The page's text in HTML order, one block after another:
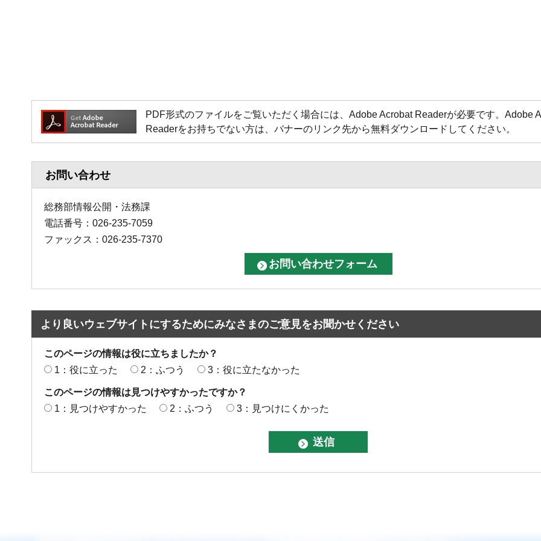
PDF形式のファイルをご覧いただく場合には、Adobe Acrobat Readerが必要です。Adobe
Readerをお持ちでない方は、バナーのリンク先から無料ダウンロードしてください。
お問い合わせ
総務部情報公開・法務課
電話番号：026-235-7059
ファックス：026-235-7370
より良いウェブサイトにするためにみなさまのご意見をお聞かせください
このページの情報は役に立ちましたか？
1：役に立った
2：ふつう 3：役に立たなかった
このページの情報は見つけやすかったですか？
1：見つけやすかった
2：ふつう 3：見つけにくかった